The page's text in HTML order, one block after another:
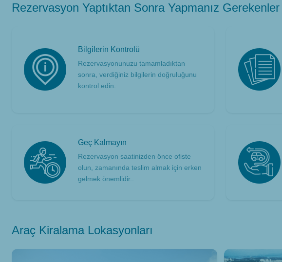
Rezervasyon Yaptıktan Sonra Yapmanız Gerekenler
Bilgilerin Kontrolü
Rezervasyonunuzu tamamladıktan
sonra, verdiğiniz bilgilerin doğruluğunu
kontrol edin.
Geç Kalmayın
Rezervasyon saatinizden önce ofiste
olun, zamanında teslim almak için erken
gelmek önemlidir..
Araç Kiralama Lokasyonları